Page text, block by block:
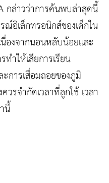
กล่าวว่าการค้นพบล่าสุดนี้
ณ์อิเล็กทรอนิกส์ของเด็กใน
องจากนอนหลับน้อยและ
ำให้เสียการเรียน
การเสื่อมถอยของภูมิ
รจำกัดเวลาที่ลูกใช้ เวลา
นี้